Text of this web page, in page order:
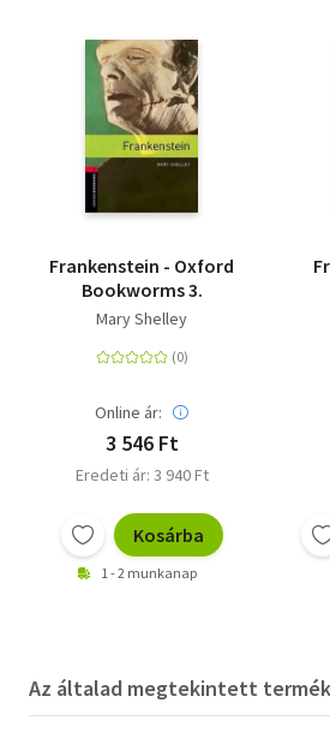
Frankenstein - Oxford
Bookworms 3.
Mary Shelley
Online ár:
3 546 Ft
Eredeti ár: 3 940 Ft
Kosárba
1 - 2 munkanap
Az általad megtekintett